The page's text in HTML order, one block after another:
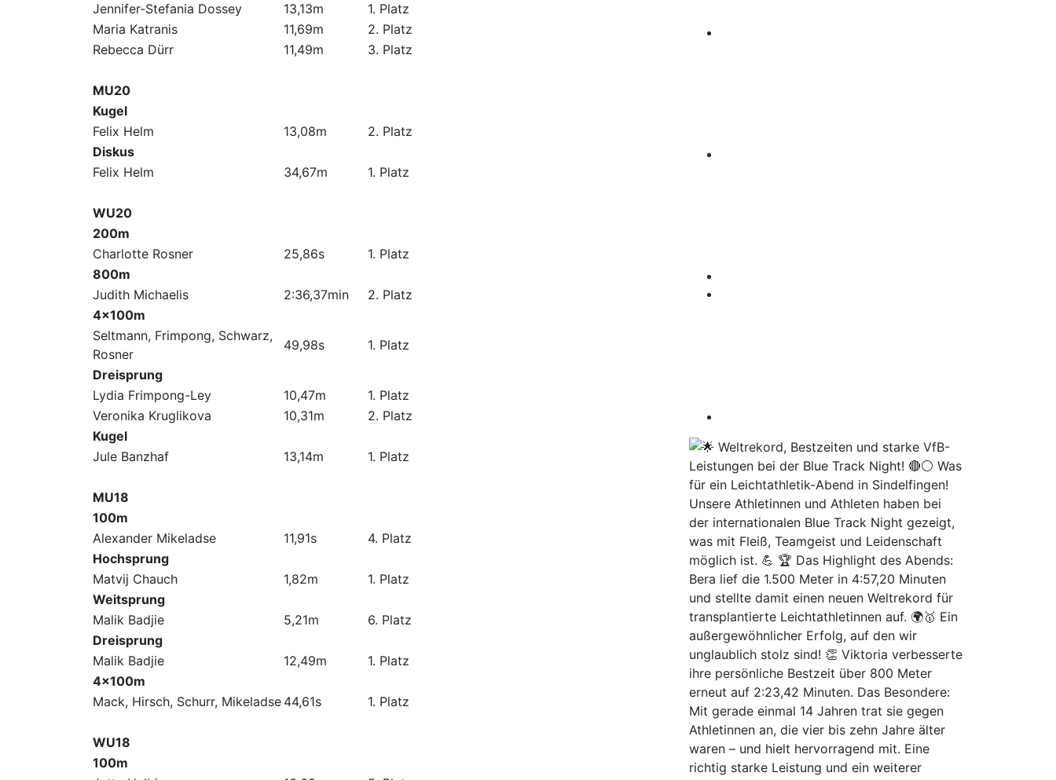
Jennifer-Stefania Dossey
13,13m
1. Platz
Maria Katranis
11,69m
2. Platz
Rebecca Dürr
11,49m 3. Platz
MU20
Kugel
Felix Helm
13,08m
2. Platz
Diskus
Felix Helm
34,67m 1. Platz
WU20
200m
Charlotte Rosner
25,86s
1. Platz
800m
Judith Michaelis
2:36,37min
2. Platz
4x100m
Seltmann, Frimpong, Schwarz,
Rosner
49,98s
1. Platz
Dreisprung
Lydia Frimpong-Ley
10,47m
1. Platz
Veronika Kruglikova
10,31m
2. Platz
Kugel
Jule Banzhaf
13,14m 1. Platz
MU18
100m
Alexander Mikeladse
11,91s
4. Platz
Hochsprung
Matvij Chauch
1,82m
1. Platz
Weitsprung
Malik Badjie
5,21m
6. Platz
Dreisprung
Malik Badjie
12,49m
1. Platz
4x100m
Mack, Hirsch, Schurr, Mikeladse 44,61s 1. Platz
WU18
100m